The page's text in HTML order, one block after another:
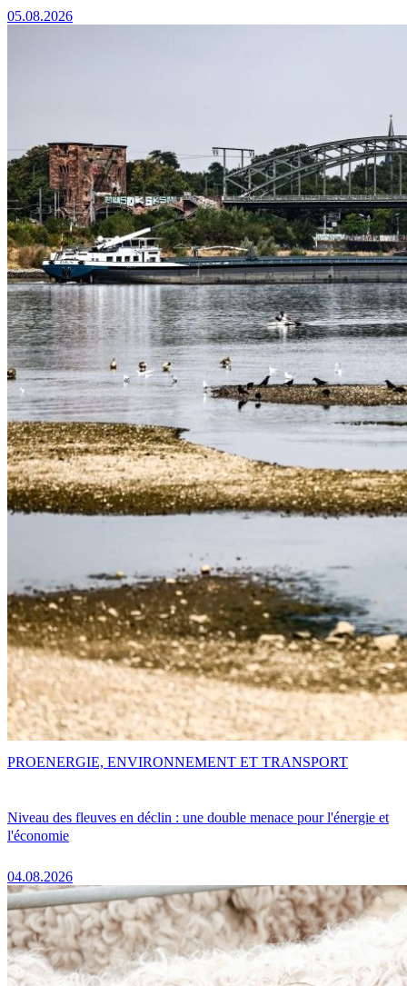
05.08.2026
Niveau des fleuves en déclin : une double menace pour l'énergie et
l'économie
04.08.2026
PROENERGIE, ENVIRONNEMENT ET TRANSPORT